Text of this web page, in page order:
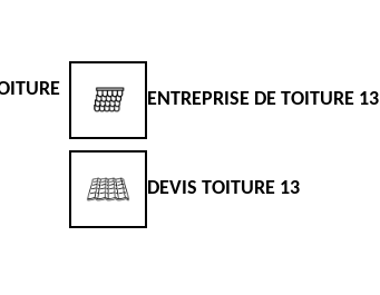
ENTREPRISE DE TOITURE 13
DEVIS TOITURE 13